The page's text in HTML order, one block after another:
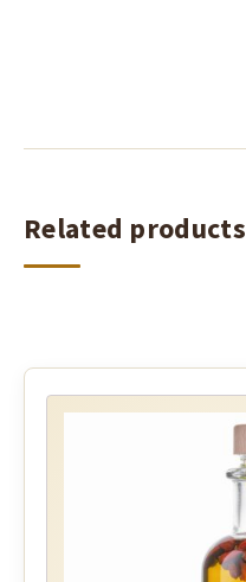
Related products